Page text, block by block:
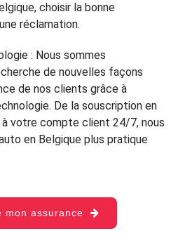
choisir la bonne
réclamation.
: Nous sommes
de nouvelles façons
de nos clients grâce à
De la souscription en
à votre compte client 24/7, nous
en Belgique plus pratique
mon assurance